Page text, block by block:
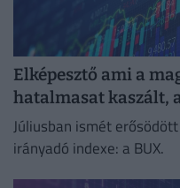
Elképesztő ami a
hatalmasat kaszált,
Júliusban ismét
irányadó indexe: a BUX.